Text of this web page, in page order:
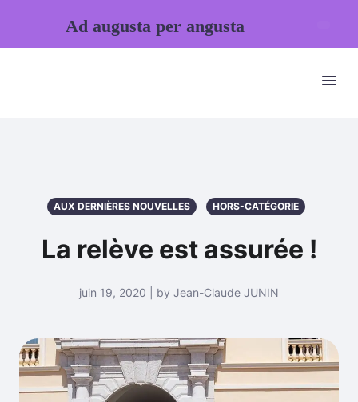
AUX DERNIÈRES NOUVELLES HORS-CATÉGORIE
La relève est assurée !
juin 19, 2020 | by Jean-Claude JUNIN
Ad augusta per angusta